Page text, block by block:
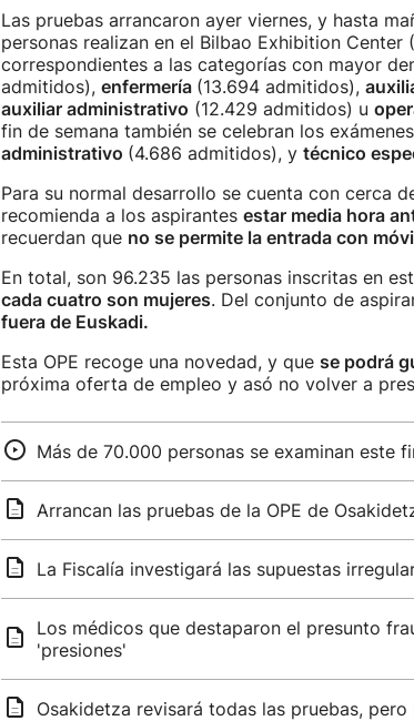
Las pruebas arrancaron ayer viernes, y hasta
personas realizan en el Bilbao Exhibition Center
correspondientes a las categorías con mayor
admitidos), enfermería (13.694 admitidos),
auxiliar administrativo (12.429 admitidos) u
fin de semana también se celebran los
administrativo (4.686 admitidos), y técnico
Para su normal desarrollo se cuenta con cerca
recomienda a los aspirantes estar media hora
recuerdan que no se permite la entrada con
En total, son 96.235 las personas inscritas en
cada cuatro son mujeres. Del conjunto de
fuera de Euskadi.
Esta OPE recoge una novedad, y que se podrá
próxima oferta de empleo y asó no volver a
Más de 70.000 personas se examinan este
Arrancan las pruebas de la OPE de
La Fiscalía investigará las supuestas
Los médicos que destaparon el presunto
'presiones'
Osakidetza revisará todas las pruebas,